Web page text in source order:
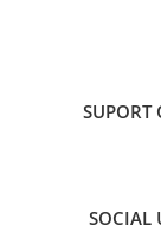
Motopompe
SUPORT
SOCIAL